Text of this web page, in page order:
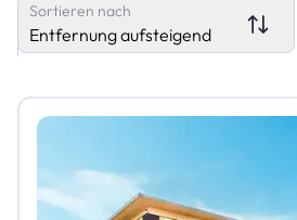
Sortieren nach
Entfernung aufsteigend